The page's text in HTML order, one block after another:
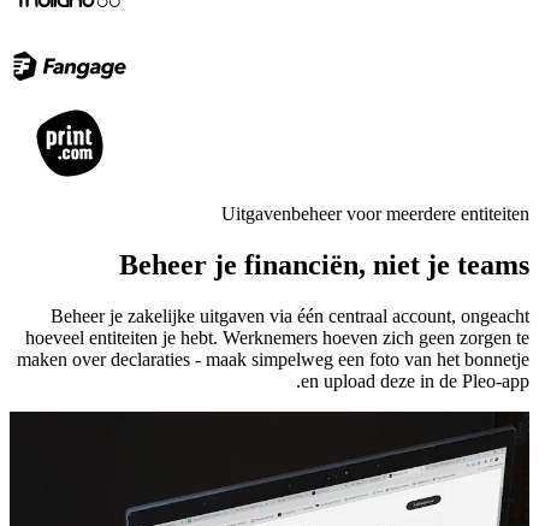
Uitgavenbeheer voor meerdere entiteiten
Beheer je financiën, niet je teams
Beheer je zakelijke uitgaven via één centraal account, ongeacht
hoeveel entiteiten je hebt. Werknemers hoeven zich geen zorgen te
maken over declaraties - maak simpelweg een foto van het bonnetje
en upload deze in de Pleo-app.